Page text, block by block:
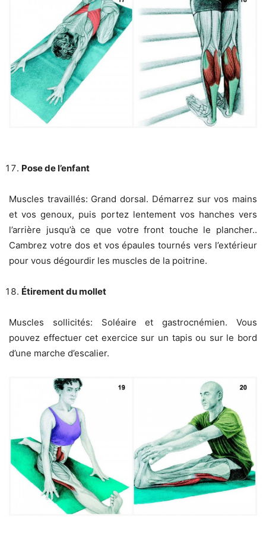
Pose de l’enfant
Muscles travaillés: Grand dorsal. Démarrez sur vos mains
et vos genoux, puis portez lentement vos hanches vers
l’arrière jusqu’à ce que votre front touche le plancher..
Cambrez votre dos et vos épaules tournés vers l’extérieur
pour vous dégourdir les muscles de la poitrine.
Étirement du mollet
Muscles sollicités: Soléaire et gastrocnémien. Vous
pouvez effectuer cet exercice sur un tapis ou sur le bord
d’une marche d’escalier.